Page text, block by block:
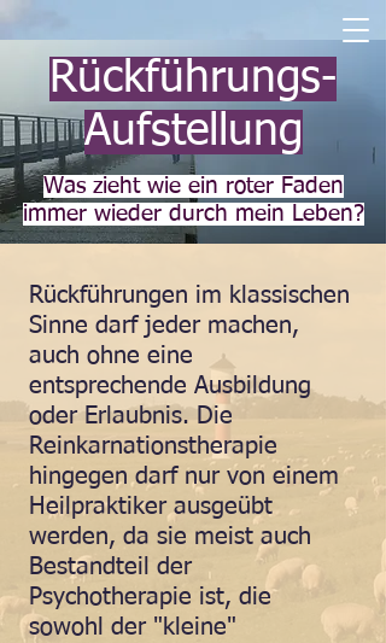
Rückführungs-
Aufstellung
Was zieht wie ein roter Faden
immer wieder durch mein Leben?
Rückführungen im klassischen
Sinne darf jeder machen,
auch ohne eine
entsprechende Ausbildung
oder Erlaubnis. Die
Reinkarnationstherapie
hingegen darf nur von einem
Heilpraktiker ausgeübt
werden, da sie meist auch
Bestandteil der
Psychotherapie ist, die
sowohl der "kleine"